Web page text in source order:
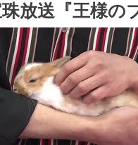
放送『王様の